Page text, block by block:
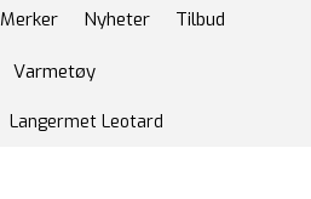
Merker Nyheter Tilbud
Varmetøy
Langermet Leotard